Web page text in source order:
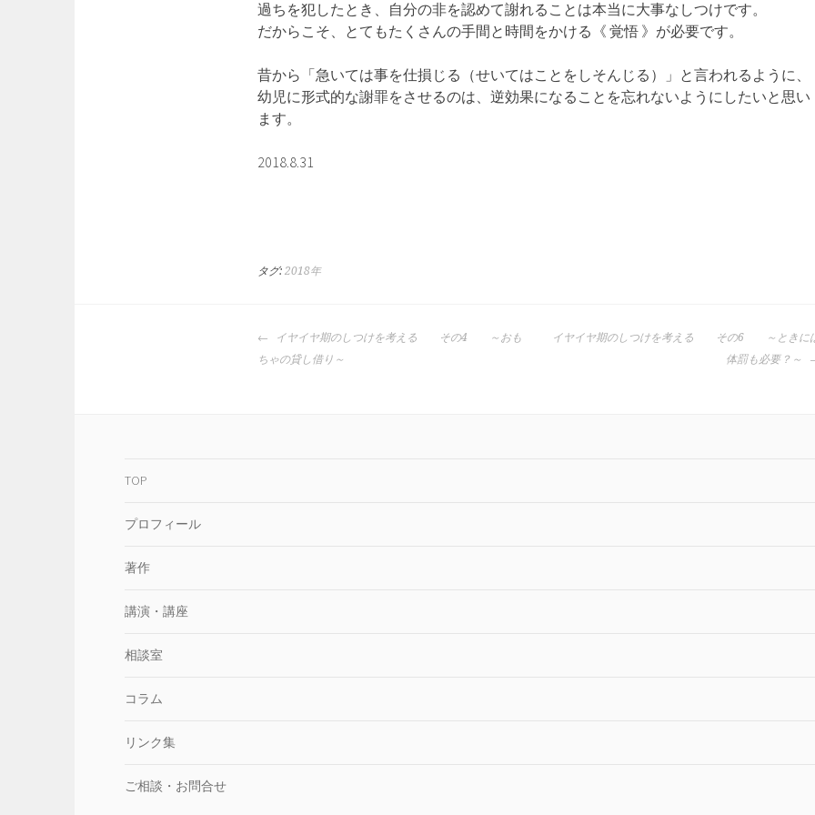
過ちを犯したとき、自分の非を認めて謝れることは本当に大事なしつけです。
だからこそ、とてもたくさんの手間と時間をかける《 覚悟 》が必要です。
昔から「急いては事を仕損じる（せいてはことをしそんじる）」と言われるように、
幼児に形式的な謝罪をさせるのは、逆効果になることを忘れないようにしたいと思い
ます。
2018.8.31
タグ: 2018年
投
稿
イヤイヤ期のしつけを考える その4 ～おも
ちゃの貸し借り～
イヤイヤ期のしつけを考える その6 ～ときに
体罰も必要？～
TOP
プロフィール
著作
講演・講座
相談室
コラム
リンク集
ご相談・お問合せ